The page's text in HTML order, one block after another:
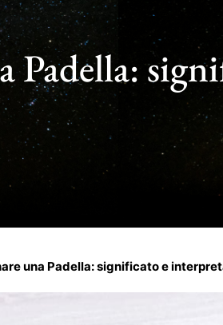
Padella:
una Padella: significato e